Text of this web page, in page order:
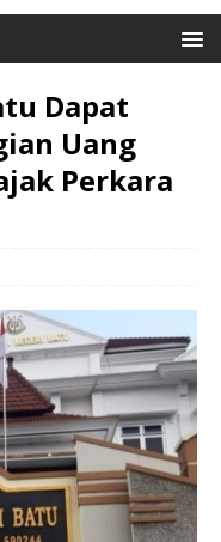
Dapat
Uang
Perkara